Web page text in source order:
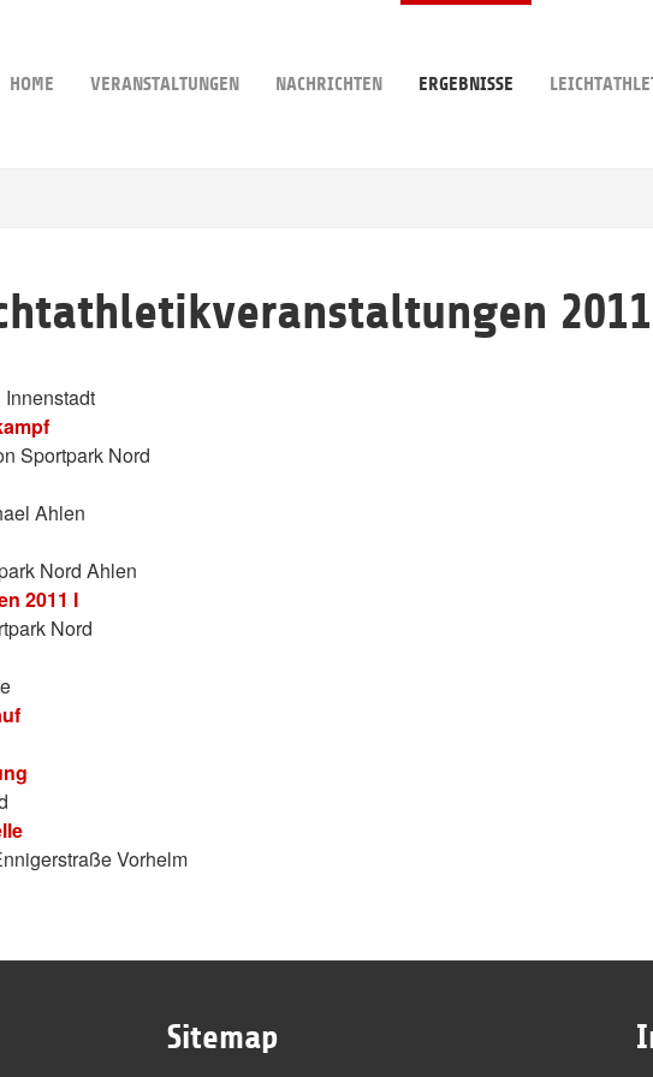
HOME VERANSTALTUNGEN NACHRICHTEN ERGEBNISSE
2011
Sportpark Nord
Ahlen
Nord Ahlen
2011 I
Nord
Vorhelm
Sitemap